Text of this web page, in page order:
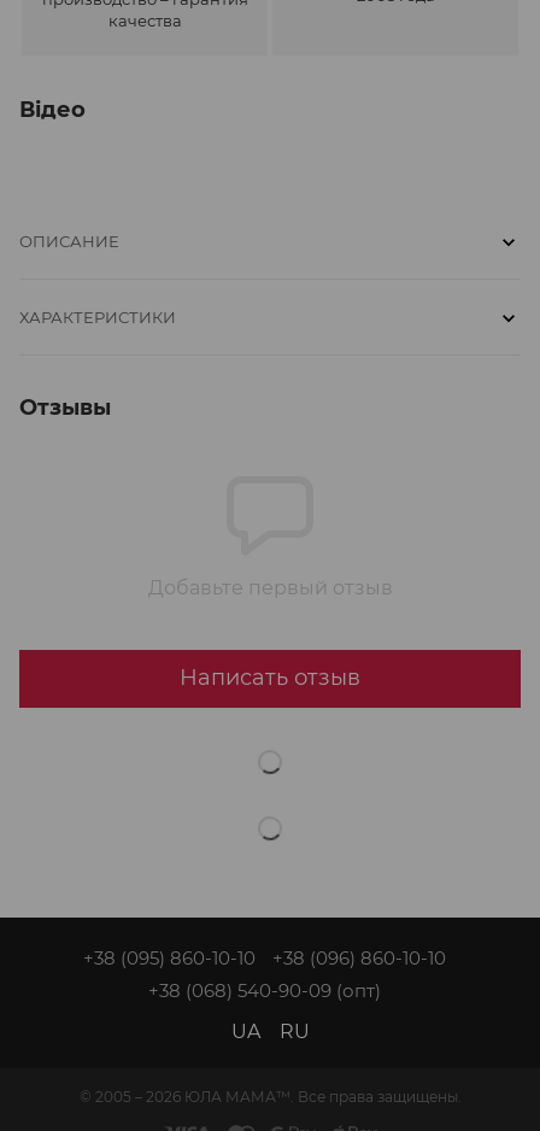
качества
Відео
ОПИСАНИЕ
ХАРАКТЕРИСТИКИ
Отзывы
Добавьте первый отзыв
Написать отзыв
+38 (095) 860-10-10
+38 (096) 860-10-10
+38 (068) 540-90-09 (опт)
© 2005 – 2026 ЮЛА МАМА™. Все права защищены.
UA RU